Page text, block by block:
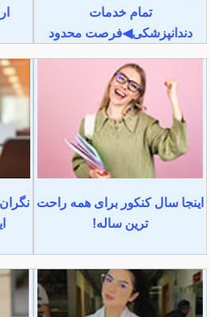
تمام خدمات
دندانپزشکی◀فرصت محدود
اینجا سال کنکور برای همه راحت
ترین ساله!